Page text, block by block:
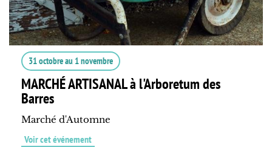
31 octobreau 1 novembre
MARCHÉ ARTISANAL à l'Arboretum des
Barres
Marché d'Automne
Voir cet événement